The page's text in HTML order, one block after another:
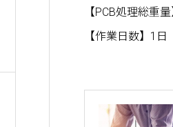
【PCB処理総重
【作業日数】1日